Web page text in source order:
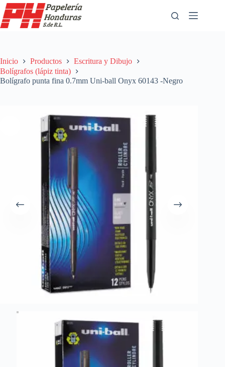
Saltar
al
contenido
Inicio Productos
Escritura y Dibujo
Bolígrafos (lápiz tinta)
Bolígrafo punta fina 0.7mm Uni-ball Onyx 60143 -Negro